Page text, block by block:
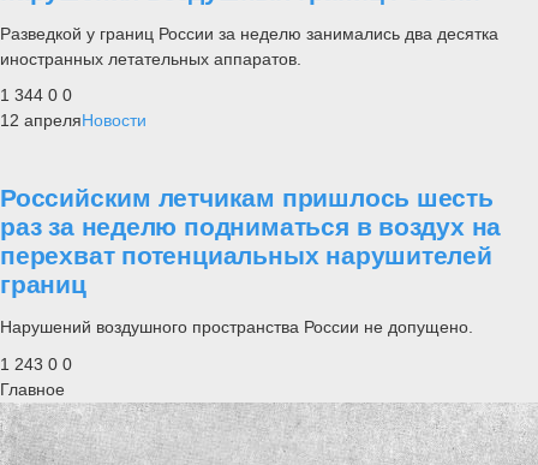
Разведкой у границ России за неделю занимались два десятка
иностранных летательных аппаратов.
1 344 0 0
12 апреляНовости
Российским летчикам пришлось шесть
раз за неделю подниматься в воздух на
перехват потенциальных нарушителей
границ
Нарушений воздушного пространства России не допущено.
1 243 0 0
Главное